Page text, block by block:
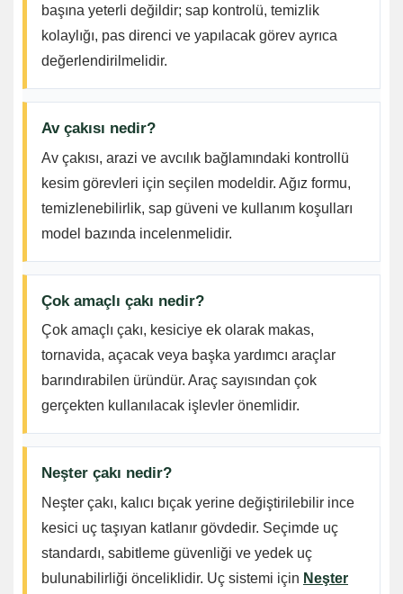
başına yeterli değildir; sap kontrolü, temizlik
kolaylığı, pas direnci ve yapılacak görev ayrıca
değerlendirilmelidir.
Av çakısı nedir?
Av çakısı, arazi ve avcılık bağlamındaki kontrollü
kesim görevleri için seçilen modeldir. Ağız formu,
temizlenebilirlik, sap güveni ve kullanım koşulları
model bazında incelenmelidir.
Çok amaçlı çakı nedir?
Çok amaçlı çakı, kesiciye ek olarak makas,
tornavida, açacak veya başka yardımcı araçlar
barındırabilen üründür. Araç sayısından çok
gerçekten kullanılacak işlevler önemlidir.
Neşter çakı nedir?
Neşter çakı, kalıcı bıçak yerine değiştirilebilir ince
kesici uç taşıyan katlanır gövdedir. Seçimde uç
standardı, sabitleme güvenliği ve yedek uç
bulunabilirliği önceliklidir. Uç sistemi için Neşter